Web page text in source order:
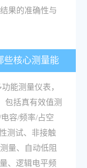
果的准确性与
些核心测量能
能测量仪表，
包括真有效值测
容/频率/占空
测试、非接触
量、自动低阻
、逻辑电平频